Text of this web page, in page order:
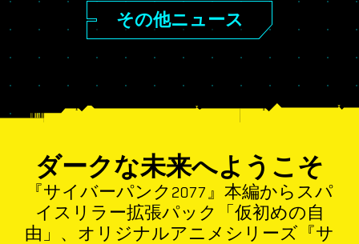
その他ニュース
ダークな未来へようこそ
『サイバーパンク2077』本編からスパ
イスリラー拡張パック「仮初めの自
由」、オリジナルアニメシリーズ『サ